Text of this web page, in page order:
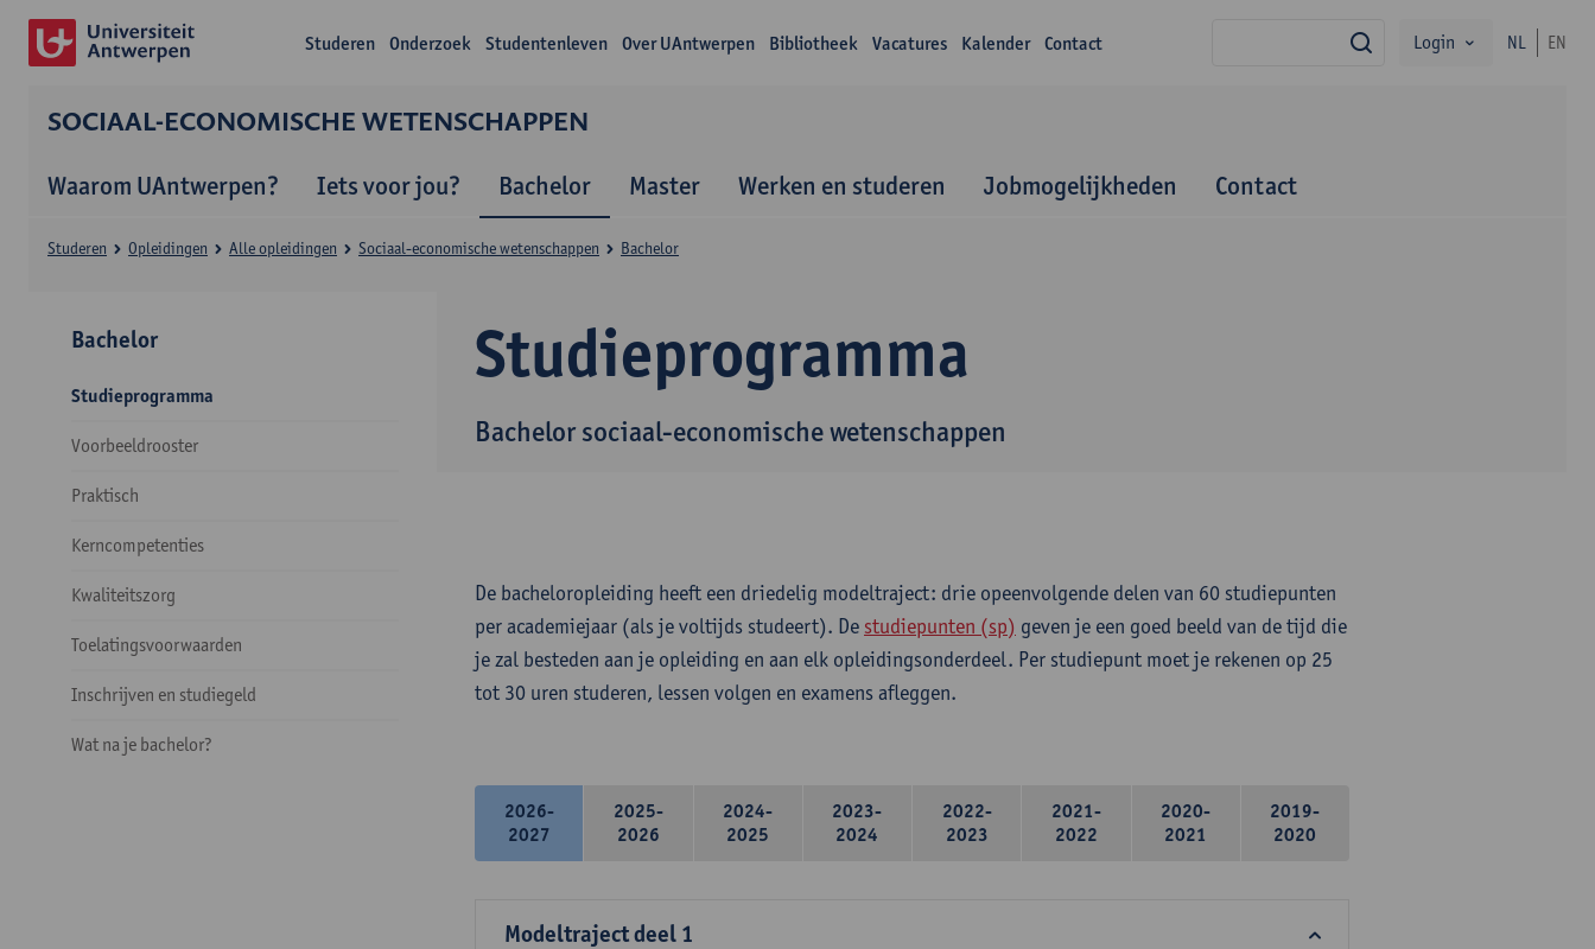
Studeren Onderzoek Studentenleven Over UAntwerpen Bibliotheek Vacatures Kalender Contact zoekLogin NL EN
SOCIAAL-ECONOMISCHE WETENSCHAPPEN
Waarom UAntwerpen? Iets voor jou? Bachelor Master Werken en studeren Jobmogelijkheden Contact
Studieprogramma
Bachelor sociaal-economische wetenschappen
Studeren Opleidingen Alle opleidingen Sociaal-economische wetenschappen Bachelor
Bachelor
Studieprogramma
Voorbeeldrooster
Praktisch
Kerncompetenties
Kwaliteitszorg
Toelatingsvoorwaarden
Inschrijven en studiegeld
Wat na je bachelor?
De bacheloropleiding heeft een driedelig modeltraject: drie opeenvolgende delen van 60 studiepunten
per academiejaar (als je voltijds studeert). De studiepunten (sp) geven je een goed beeld van de tijd die
je zal besteden aan je opleiding en aan elk opleidingsonderdeel. Per studiepunt moet je rekenen op 25
tot 30 uren studeren, lessen volgen en examens afleggen.
2026-
2027
2025-
2026
2024-
2025
2023-
2024
2022-
2023
2021-
2022
2020-
2021
2019-
2020
Modeltraject deel 1